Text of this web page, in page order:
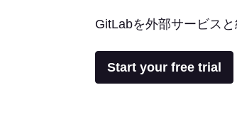
GitLabを外部サービス
Start your free trial